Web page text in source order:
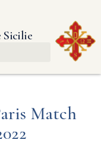
Sicilie
Match